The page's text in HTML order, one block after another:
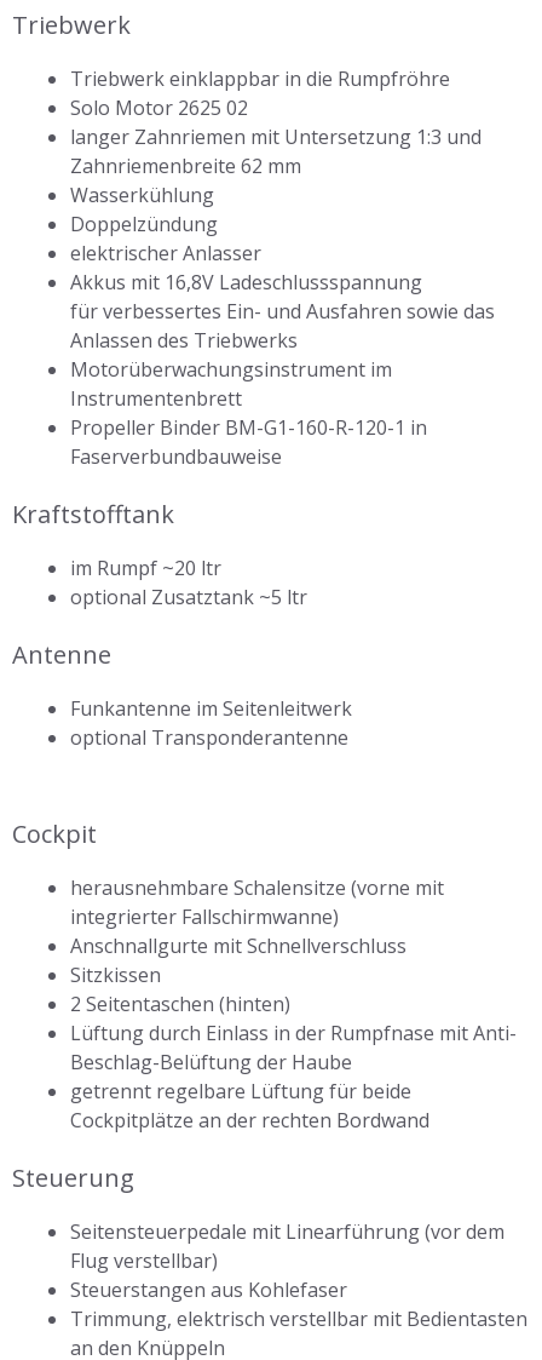
Triebwerk
Triebwerk einklappbar in die Rumpfröhre
Solo Motor 2625 02
langer Zahnriemen mit Untersetzung 1:3 und
Zahnriemenbreite 62 mm
Wasserkühlung
Doppelzündung
elektrischer Anlasser
Akkus mit 16,8V Ladeschlussspannung
für verbessertes Ein- und Ausfahren sowie das
Anlassen des Triebwerks
Motorüberwachungsinstrument im
Instrumentenbrett
Propeller Binder BM-G1-160-R-120-1 in
Faserverbundbauweise
Kraftstofftank
im Rumpf ~20 ltr
optional Zusatztank ~5 ltr
Antenne
Funkantenne im Seitenleitwerk
optional Transponderantenne
Cockpit
herausnehmbare Schalensitze (vorne mit
integrierter Fallschirmwanne)
Anschnallgurte mit Schnellverschluss
Sitzkissen
2 Seitentaschen (hinten)
Lüftung durch Einlass in der Rumpfnase mit Anti-
Beschlag-Belüftung der Haube
getrennt regelbare Lüftung für beide
Cockpitplätze an der rechten Bordwand
Steuerung
Seitensteuerpedale mit Linearführung (vor dem
Flug verstellbar)
Steuerstangen aus Kohlefaser
Trimmung, elektrisch verstellbar mit Bedientasten
an den Knüppeln